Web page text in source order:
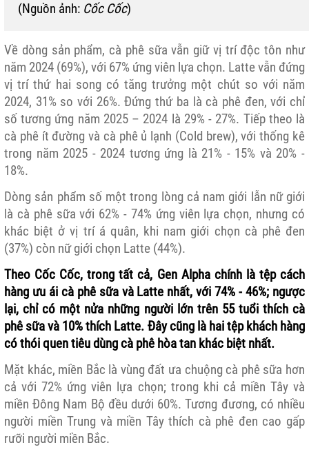
(Nguồn ảnh: Cốc Cốc)
Về dòng sản phẩm, cà phê sữa vẫn giữ vị trí độc tôn như
năm 2024 (69%), với 67% ứng viên lựa chọn. Latte vẫn đứng
vị trí thứ hai song có tăng trưởng một chút so với năm
2024, 31% so với 26%. Đứng thứ ba là cà phê đen, với chỉ
số tương ứng năm 2025 – 2024 là 29% - 27%. Tiếp theo là
cà phê ít đường và cà phê ủ lạnh (Cold brew), với thống kê
trong năm 2025 - 2024 tương ứng là 21% - 15% và 20% -
18%.
Dòng sản phẩm số một trong lòng cả nam giới lẫn nữ giới
là cà phê sữa với 62% - 74% ứng viên lựa chọn, nhưng có
khác biệt ở vị trí á quân, khi nam giới chọn cà phê đen
(37%) còn nữ giới chọn Latte (44%).
Theo Cốc Cốc, trong tất cả, Gen Alpha chính là tệp cách
hàng ưu ái cà phê sữa và Latte nhất, với 74% - 46%; ngược
lại, chỉ có một nửa những người lớn trên 55 tuổi thích cà
phê sữa và 10% thích Latte. Đây cũng là hai tệp khách hàng
có thói quen tiêu dùng cà phê hòa tan khác biệt nhất.
Mặt khác, miền Bắc là vùng đất ưa chuộng cà phê sữa hơn
cả với 72% ứng viên lựa chọn; trong khi cả miền Tây và
miền Đông Nam Bộ đều dưới 60%. Tương đương, có nhiều
người miền Trung và miền Tây thích cà phê đen cao gấp
rưỡi người miền Bắc.